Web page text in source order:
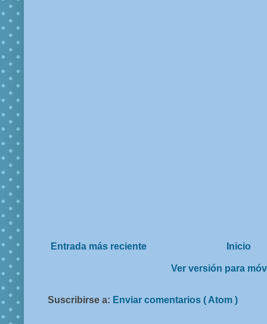
Entrada más reciente Inicio
Ver versión para
Suscribirse a: Enviar comentarios ( Atom )